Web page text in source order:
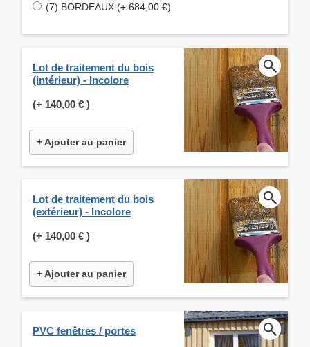
(7) BORDEAUX (+ 684,00 €)
Lot de traitement du bois
(intérieur) - Incolore
(+ 140,00 € )
+ Ajouter au panier
Lot de traitement du bois
(extérieur) - Incolore
(+ 140,00 € )
+ Ajouter au panier
PVC fenêtres / portes